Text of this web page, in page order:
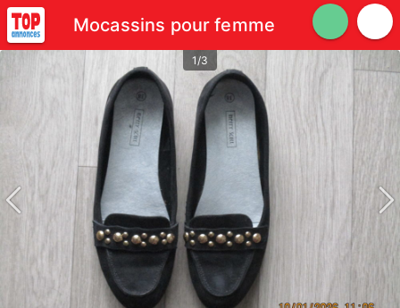
Mocassins pour femme
1/3